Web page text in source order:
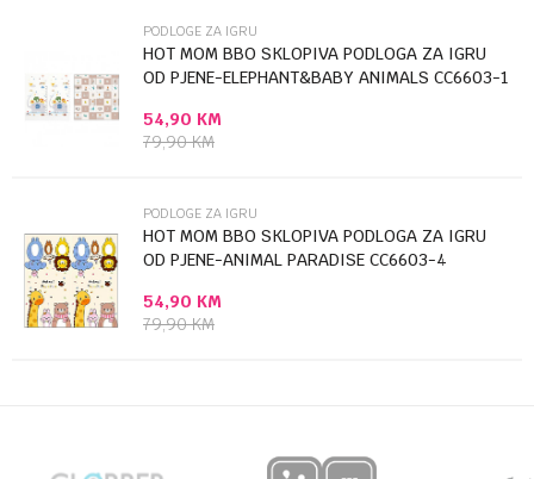
Anti-spam zaštita - izračunajte koliko je 6 - 1 :
PODLOGE ZA IGRU
HOT MOM BBO SKLOPIVA PODLOGA ZA IGRU
OD PJENE-ELEPHANT&BABY ANIMALS CC6603-1
54,90 KM
79,90KM
PODLOGE ZA IGRU
HOT MOM BBO SKLOPIVA PODLOGA ZA IGRU
OD PJENE-ANIMAL PARADISE CC6603-4
54,90 KM
79,90KM